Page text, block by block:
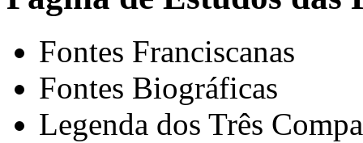
Fontes Franciscanas
Fontes Biográficas
Legenda dos Três